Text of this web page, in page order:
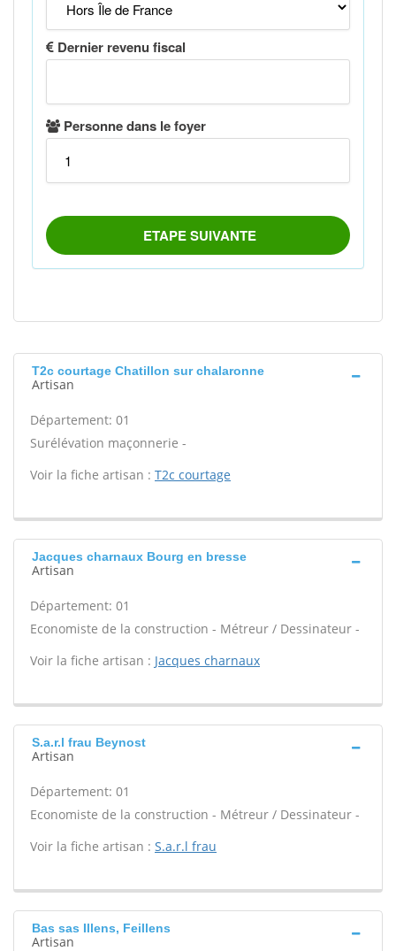
T2c courtage Chatillon sur chalaronne
Artisan
Département: 01
Surélévation maçonnerie -
Voir la fiche artisan : T2c courtage
Jacques charnaux Bourg en bresse
Artisan
Département: 01
Economiste de la construction - Métreur / Dessinateur -
Voir la fiche artisan : Jacques charnaux
S.a.r.l frau Beynost
Artisan
Département: 01
Economiste de la construction - Métreur / Dessinateur -
Voir la fiche artisan : S.a.r.l frau
Bas sas Illens, Feillens
Artisan